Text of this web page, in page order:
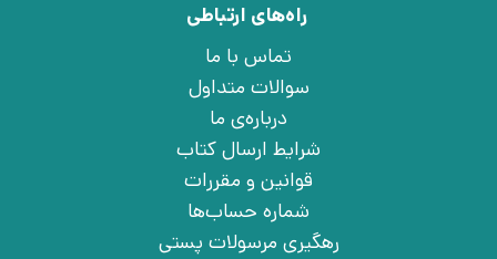
راه‌های ارتباطی
تماس با ما
سوالات متداول
درباره‌ی ما
شرایط ارسال کتاب
قوانین و مقررات
شماره حساب‌ها
رهگیری مرسولات پستی